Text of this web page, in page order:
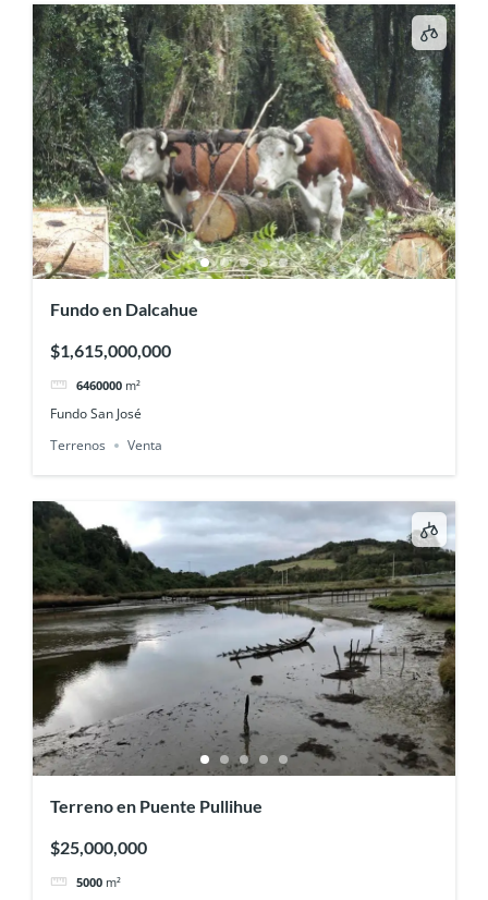
Fundo en Dalcahue
$1,615,000,000
6460000 m²
Fundo San José
Terrenos
Venta
Terreno en Puente Pullihue
$25,000,000
5000 m²